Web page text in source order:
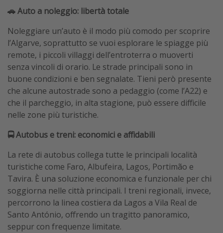
🚗 Auto a noleggio: libertà totale
Noleggiare un’auto è il modo più comodo per scoprire
l’Algarve, soprattutto se vuoi esplorare le spiagge più
remote, i piccoli villaggi dell’entroterra o muoverti
senza vincoli di orario. Le strade principali sono in
buone condizioni e ben segnalate. Tieni però presente
che alcune autostrade sono a pedaggio (come l’A22) e
che il parcheggio, in alta stagione, può essere difficile
nelle zone più turistiche.
🚍 Autobus e treni: economici e affidabili
La rete di autobus collega tutte le principali località
turistiche come Faro, Albufeira, Lagos, Portimão e
Tavira. È una soluzione economica e funzionale per chi
soggiorna nelle città principali. I treni regionali, invece,
percorrono la linea costiera da Lagos a Vila Real de
Santo António, offrendo un tragitto panoramico,
seppur con frequenze limitate.